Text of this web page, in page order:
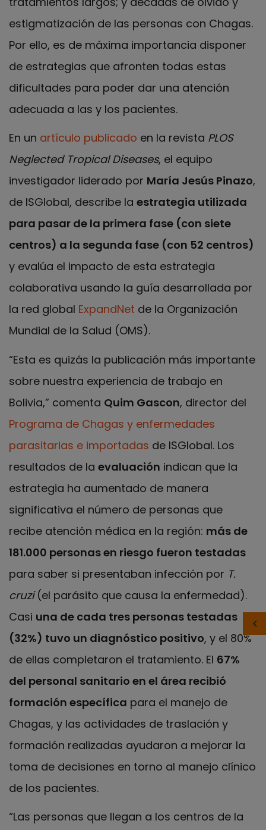
estigmatización de las personas con Chagas.
Por ello, es de máxima importancia disponer
de estrategias que afronten todas estas
dificultades para poder dar una atención
adecuada a las y los pacientes.
En un artículo publicado en la revista PLOS
Neglected Tropical Diseases, el equipo
investigador liderado por María Jesús Pinazo,
de ISGlobal, describe la estrategia utilizada
para pasar de la primera fase (con siete
centros) a la segunda fase (con 52 centros)
y evalúa el impacto de esta estrategia
colaborativa usando la guía desarrollada por
la red global ExpandNet de la Organización
Mundial de la Salud (OMS).
“Esta es quizás la publicación más importante
sobre nuestra experiencia de trabajo en
Bolivia,” comenta Quim Gascon, director del
Programa de Chagas y enfermedades
parasitarias e importadas de ISGlobal. Los
resultados de la evaluación indican que la
estrategia ha aumentado de manera
significativa el número de personas que
recibe atención médica en la región: más de
181.000 personas en riesgo fueron testadas
para saber si presentaban infección por T.
cruzi(el parásito que causa la enfermedad).
Casi una de cada tres personas testadas
(32%) tuvo un diagnóstico positivo, y el 80%
de ellas completaron el tratamiento. El 67%
del personal sanitario en el área recibió
formación específica para el manejo de
Chagas, y las actividades de traslación y
formación realizadas ayudaron a mejorar la
toma de decisiones en torno al manejo clínico
de los pacientes.
“Las personas que llegan a los centros de la